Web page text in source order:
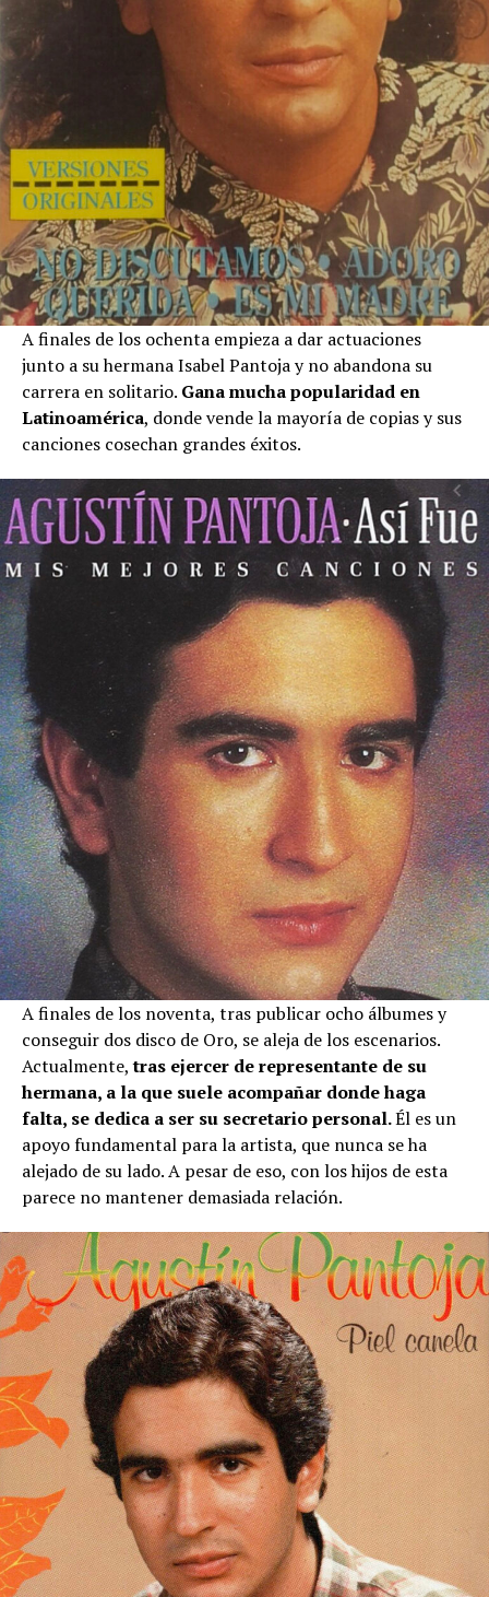
A finales de los ochenta empieza a dar actuaciones
junto a su hermana Isabel Pantoja y no abandona su
carrera en solitario. Gana mucha popularidad en
Latinoamérica, donde vende la mayoría de copias y sus
canciones cosechan grandes éxitos.
A finales de los noventa, tras publicar ocho álbumes y
conseguir dos disco de Oro, se aleja de los escenarios.
Actualmente,tras ejercer de representante de su
hermana, a la que suele acompañar donde haga
falta, se dedica a ser su secretario personal.Él es un
apoyo fundamental para la artista, que nunca se ha
alejado de su lado. A pesar de eso, con los hijos de esta
parece no mantener demasiada relación.